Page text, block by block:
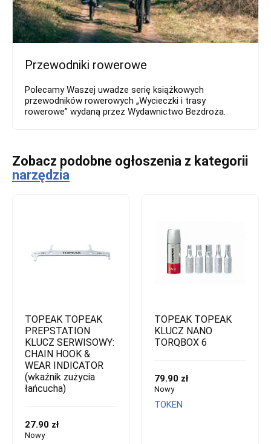
Przewodniki rowerowe
Polecamy Waszej uwadze serię książkowych
przewodników rowerowych „Wycieczki i trasy
rowerowe” wydaną przez Wydawnictwo Bezdroża.
Zobacz podobne ogłoszenia z kategorii
narzędzia
TOPEAK TOPEAK
PREPSTATION
KLUCZ SERWISOWY:
CHAIN HOOK &
WEAR INDICATOR
(wkaźnik zużycia
łańcucha)
27.90 zł
Nowy
TOPEAK TOPEAK
KLUCZ NANO
TORQBOX 6
79.90 zł
Nowy
TOKEN